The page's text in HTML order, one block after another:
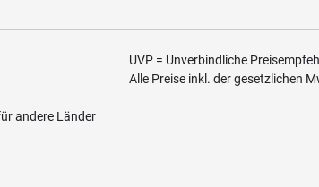
andere Länder
UVP = Unverbindliche
Alle Preise inkl. der gesetzlichen